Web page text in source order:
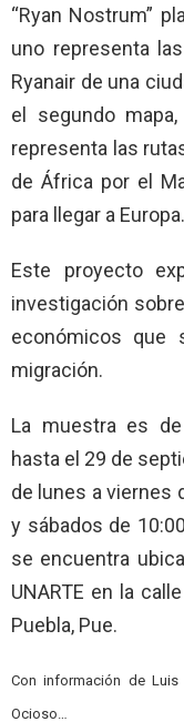
“Ryan Nostrum”
uno representa
Ryanair de una
el segundo
representa las
de África por el
para llegar a Europa.
Este proyecto
investigación
económicos que
migración.
La muestra es
hasta el 29 de
de lunes a viernes
y sábados de
se encuentra
UNARTE en la
Puebla, Pue.
Con información de
Ocioso…